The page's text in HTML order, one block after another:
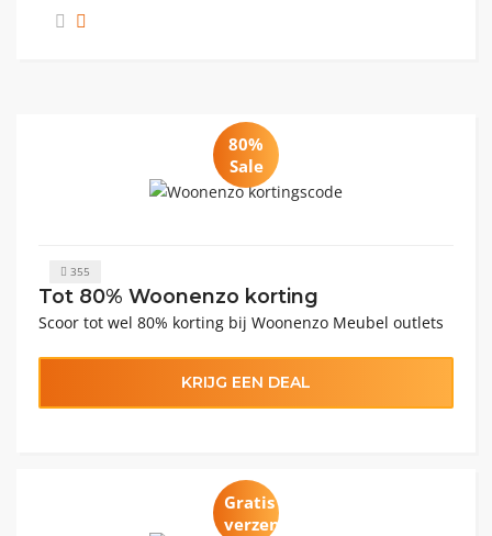
80%
Sale
355
Tot 80% Woonenzo korting
Scoor tot wel 80% korting bij Woonenzo Meubel outlets
KRIJG EEN DEAL
Gratis
verzending